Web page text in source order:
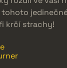
tohoto
krčí strachy!